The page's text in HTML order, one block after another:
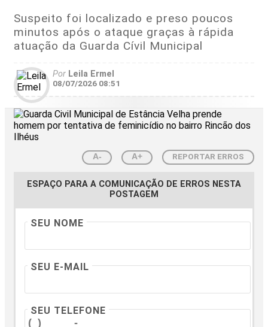
Suspeito foi localizado e preso poucos
minutos após o ataque graças à rápida
atuação da Guarda Cívil Municipal
Por Leila Ermel
08/07/2026 08:51
A- A+ REPORTAR ERROS
ESPAÇO PARA A COMUNICAÇÃO DE ERROS NESTA
POSTAGEM
SEU NOME
SEU E-MAIL
SEU TELEFONE